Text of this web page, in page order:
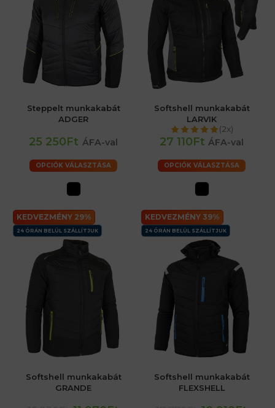
Steppelt munkakabát
ADGER
25 250Ft ÁFA-val
OPCIÓK VÁLASZTÁSA
Softshell munkakabát
LARVIK
(2x)
27 110Ft ÁFA-val
OPCIÓK VÁLASZTÁSA
KEDVEZMÉNY 29%
24 ÓRÁN BELÜL SZÁLLÍTJUK
Softshell munkakabát
GRANDE
KEDVEZMÉNY 39%
24 ÓRÁN BELÜL SZÁLLÍTJUK
Softshell munkakabát
FLEXSHELL